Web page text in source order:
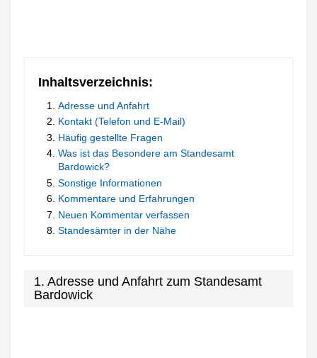
Inhaltsverzeichnis:
Adresse und Anfahrt
Kontakt (Telefon und E-Mail)
Häufig gestellte Fragen
Was ist das Besondere am Standesamt
Bardowick?
Sonstige Informationen
Kommentare und Erfahrungen
Neuen Kommentar verfassen
Standesämter in der Nähe
1. Adresse und Anfahrt zum Standesamt
Bardowick